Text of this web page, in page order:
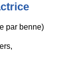
par benne)